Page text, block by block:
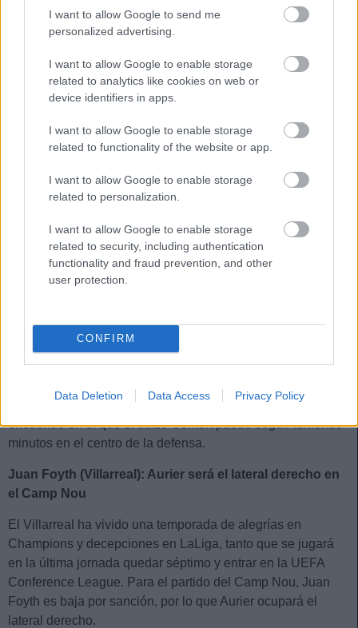
I want to allow Google to send me
personalized advertising.
I want to allow Google to enable storage
related to analytics like cookies on web or
device identifiers in apps.
I want to allow Google to enable storage
related to functionality of the website or app.
I want to allow Google to enable storage
related to personalization.
I want to allow Google to enable storage
related to security, including authentication
functionality and fraud prevention, and other
user protection.
CONFIRM
Data Deletion Data Access Privacy Policy
defensores Óscar Duarte y Son y el delantero Roberto
Soldado. Los dos primeros fueron titulares en la victoria por
Cáceres, Róber o Postigo en el caso del costarricense y
Pubill o Miramón en el caso del lateral sevillano. Soldado
Nemanja Gudelj (Sevilla): Delaney volverá al pivote
Lopetegui no podrá contar con el serbio Gudelj para cerrar
acumulación de amonestaciones. Con Fernando lesionado,
Delaney se presenta como la alternativa para ocupar la
demarcación de pivote defensivo.
para el último partido de la temporada contra el Celta. El
aire, no podrá estar al servicio de Bordalás para un
encuentro en el que el suizo Cömert puede seguir teniendo
minutos en el centro de la defensa.
Juan Foyth (Villarreal): Aurier será el lateral derecho en
el Camp Nou
El Villarreal ha vivido una temporada de alegrías en
Champions y decepciones en LaLiga, tanto que se jugará
en la última jornada quedar séptimo y entrar en la UEFA
Conference League. Para el partido del Camp Nou, Juan
Foyth es baja por sanción, por lo que Aurier ocupará el
lateral derecho.